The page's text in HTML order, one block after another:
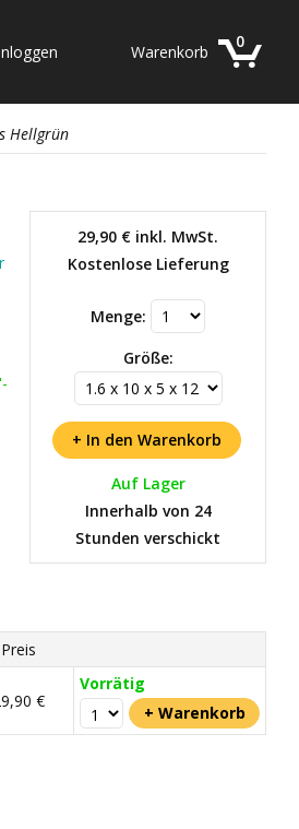
0
Warenkorb
Hellgrün
29,90 € inkl. MwSt.
Kostenlose Lieferung
Menge:
Größe:
Auf Lager
Innerhalb von 24
Stunden verschickt
Preis
€
Vorrätig